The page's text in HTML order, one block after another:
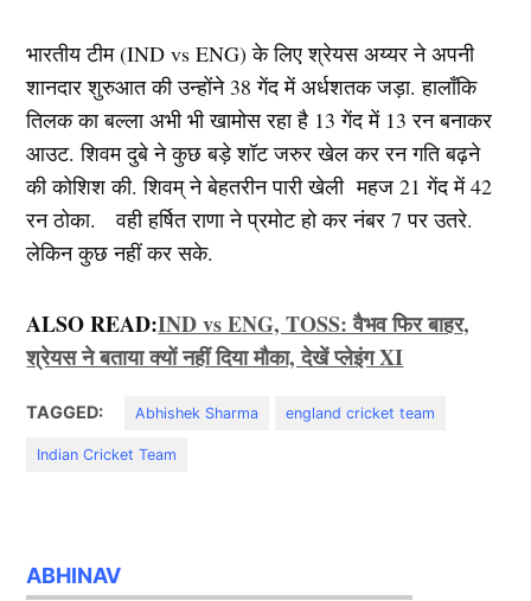
भारतीय टीम (IND vs ENG) के लिए श्रेयस अय्यर ने अपनी
शानदार शुरुआत की उन्होंने 38 गेंद में अर्धशतक जड़ा. हालाँकि
तिलक का बल्ला अभी भी खामोस रहा है 13 गेंद में 13 रन बनाकर
आउट. शिवम दुबे ने कुछ बड़े शॉट जरुर खेल कर रन गति बढ़ने
की कोशिश की. शिवम् ने बेहतरीन पारी खेली महज 21 गेंद में 42
रन ठोका. वही हर्षित राणा ने प्रमोट हो कर नंबर 7 पर उतरे.
लेकिन कुछ नहीं कर सके.
ALSO READ:IND vs ENG, TOSS: वैभव फिर बाहर,
श्रेयस ने बताया क्यों नहीं दिया मौका, देखें प्लेइंग XI
TAGGED: Abhishek Sharma england cricket team
Indian Cricket Team
ABHINAV